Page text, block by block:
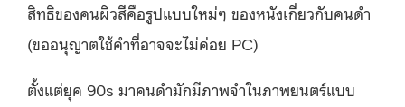
สิทธิของคนผิวสีคือรูปแบบใหม่ๆ ของหนังเกี่ยวกับคนดำ
(ขออนุญาตใช้คำที่อาจจะไม่ค่อย PC)
ตั้งแต่ยุค 90s มาคนดำมักมีภาพจำในภาพยนตร์แบบ